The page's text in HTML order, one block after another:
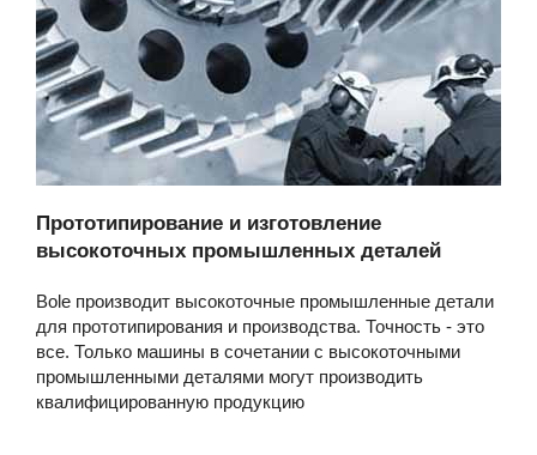
Прототипирование и изготовление
высокоточных промышленных деталей
Bole производит высокоточные промышленные детали
для прототипирования и производства. Точность - это
все. Только машины в сочетании с высокоточными
промышленными деталями могут производить
квалифицированную продукцию